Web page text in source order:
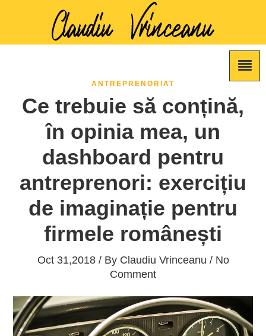
ANTREPRENORIAT
Ce trebuie să conțină,
în opinia mea, un
dashboard pentru
antreprenori: exercițiu
de imaginație pentru
firmele românești
Oct 31,2018 / By Claudiu Vrinceanu / No
Comment